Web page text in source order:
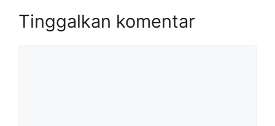
Tinggalkan komentar